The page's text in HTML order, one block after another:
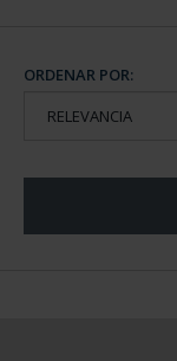
ORDENAR POR: